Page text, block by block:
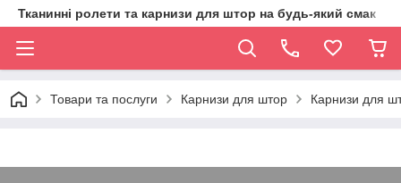
Тканинні ролети та карнизи для штор на будь-який смак
Товари та послуги Карнизи для штор Карнизи для